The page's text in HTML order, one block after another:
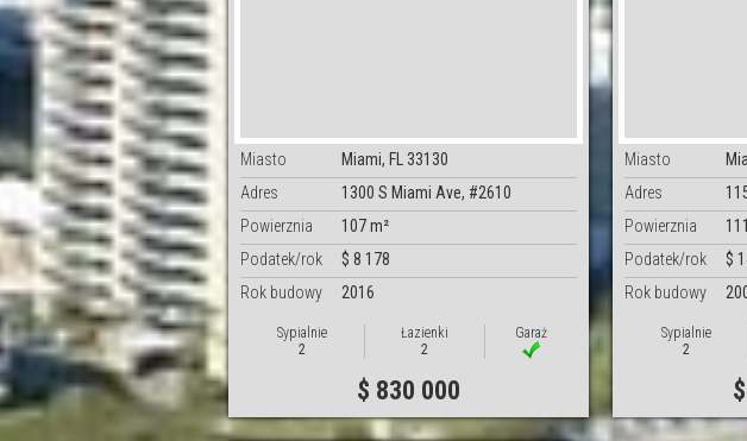
Miasto
Miami, FL 33130
Adres
1300 S Miami Ave, #2610
Powierznia
107 m²
Podatek/rok
$ 8 178
Rok budowy
2016
Sypialnie
2
Łazienki
2
Garaż
$ 830 000
Miasto
Adres
Powierznia
Podatek/rok
$
Rok budowy
Sypialnie
2